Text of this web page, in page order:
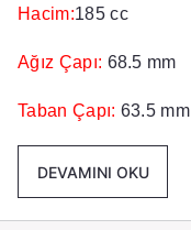
Hacim:185 cc
Ağız Çapı: 68.5 mm
Taban Çapı: 63.5 mm
DEVAMINI OKU